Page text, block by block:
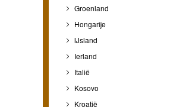
Groenland
Hongarije
IJsland
Ierland
Italië
Kosovo
Kroatië